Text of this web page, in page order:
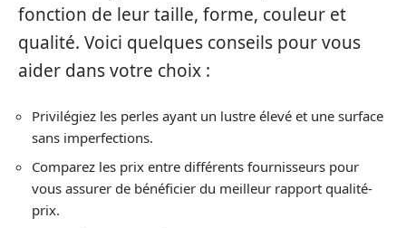
fonction de leur taille, forme, couleur et
qualité. Voici quelques conseils pour vous
aider dans votre choix :
Privilégiez les perles ayant un lustre élevé et une surface
sans imperfections.
Comparez les prix entre différents fournisseurs pour
vous assurer de bénéficier du meilleur rapport qualité-
prix.